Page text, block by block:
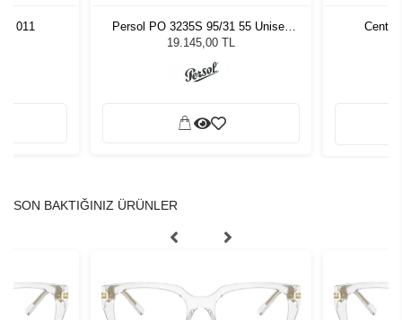
011
Persol PO 3235S 95/31 55 Unisex
Güneş Gözlüğü
19.145,00 TL
Centro
SON BAKTIĞINIZ ÜRÜNLER